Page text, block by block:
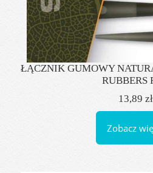
ŁĄCZNIK GUMOWY
RUBBERS
13,89 zł
Zobacz